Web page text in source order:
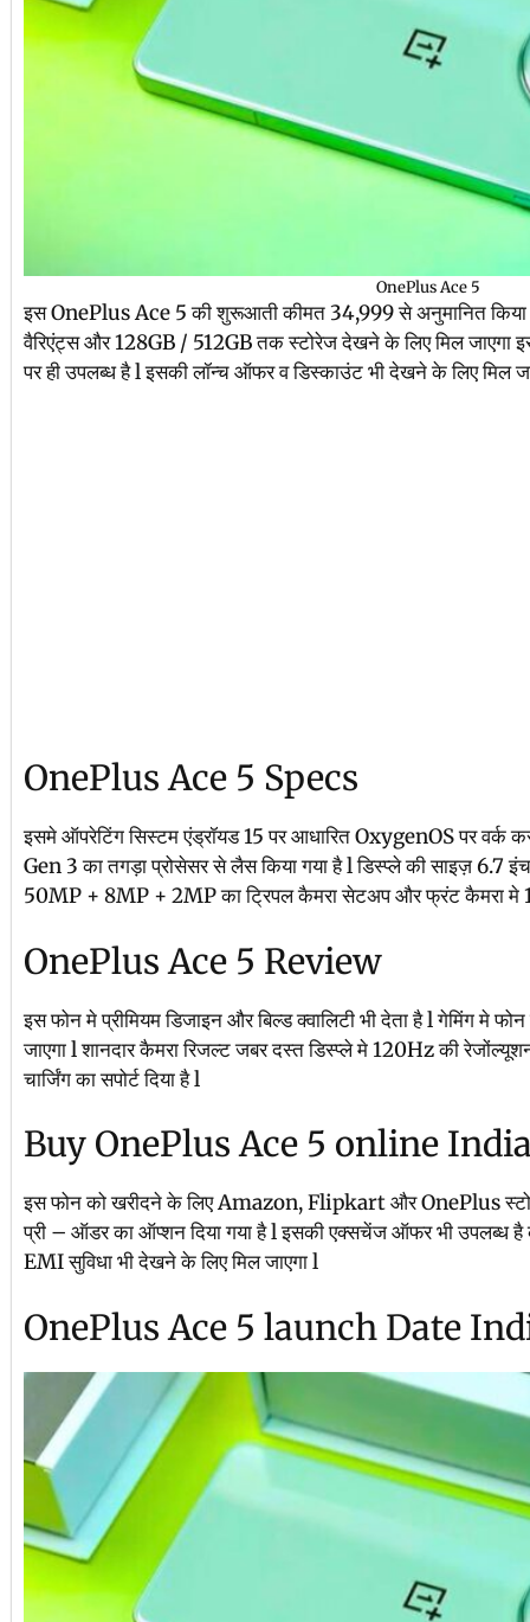
OnePlus Ace 5
इस OnePlus Ace 5 की शुरूआती कीमत 34,999 से अनुमानित
वैरिएंट्स और 128GB / 512GB तक स्टोरेज देखने के लिए मिल जाएगा
पर ही उपलब्ध है l इसकी लॉन्च ऑफर व डिस्काउंट भी देखने के लिए मिल
OnePlus Ace 5 Specs
इसमे ऑपरेटिंग सिस्टम एंड्रॉयड 15 पर आधारित OxygenOS पर वर्क
Gen 3 का तगड़ा प्रोसेसर से लैस किया गया है l डिस्प्ले की साइज़ 6.7
50MP + 8MP + 2MP का ट्रिपल कैमरा सेटअप और फ्रंट कैमरा मे
OnePlus Ace 5 Review
इस फोन मे प्रीमियम डिजाइन और बिल्ड क्वालिटी भी देता है l गेमिंग मे
जाएगा l शानदार कैमरा रिजल्ट जबर दस्त डिस्प्ले मे 120Hz की
चार्जिंग का सपोर्ट दिया है l
Buy OnePlus Ace 5 online
इस फोन को खरीदने के लिए Amazon, Flipkart और OnePlus
प्री – ऑडर का ऑप्शन दिया गया है l इसकी एक्सचेंज ऑफर भी उपलब्ध है
EMI सुविधा भी देखने के लिए मिल जाएगा l
OnePlus Ace 5 launch Date